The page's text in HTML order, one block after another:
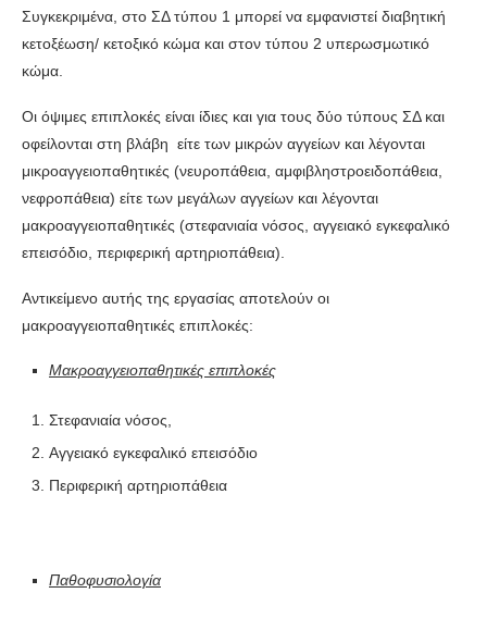
Συγκεκριμένα, στο ΣΔ τύπου 1 μπορεί να εμφανιστεί διαβητική
κετοξέωση/ κετοξικό κώμα και στον τύπου 2 υπερωσμωτικό
κώμα.
Οι όψιμες επιπλοκές είναι ίδιες και για τους δύο τύπους ΣΔ και
οφείλονται στη βλάβη είτε των μικρών αγγείων και λέγονται
μικροαγγειοπαθητικές (νευροπάθεια, αμφιβληστροειδοπάθεια,
νεφροπάθεια) είτε των μεγάλων αγγείων και λέγονται
μακροαγγειοπαθητικές (στεφανιαία νόσος, αγγειακό εγκεφαλικό
επεισόδιο, περιφερική αρτηριοπάθεια).
Αντικείμενο αυτής της εργασίας αποτελούν οι
μακροαγγειοπαθητικές επιπλοκές:
Μακροαγγειοπαθητικές επιπλοκές
Στεφανιαία νόσος,
Αγγειακό εγκεφαλικό επεισόδιο
Περιφερική αρτηριοπάθεια
Παθοφυσιολογία